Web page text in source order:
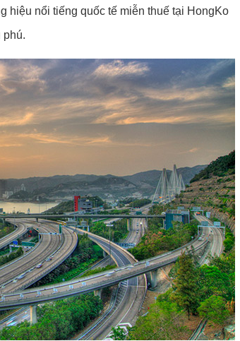
hiệu nổi tiếng quốc tế miễn thuế tại HongKo